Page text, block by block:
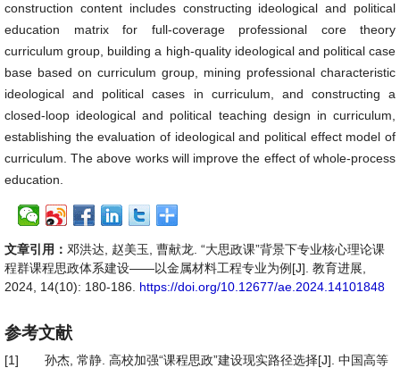
construction content includes constructing ideological and political
education matrix for full-coverage professional core theory
curriculum group, building a high-quality ideological and political case
base based on curriculum group, mining professional characteristic
ideological and political cases in curriculum, and constructing a
closed-loop ideological and political teaching design in curriculum,
establishing the evaluation of ideological and political effect model of
curriculum. The above works will improve the effect of whole-process
education.
文章引用： 邓洪达, 赵美玉, 曹献龙. “大思政课”背景下专业核心理论课
程群课程思政体系建设——以金属材料工程专业为例[J]. 教育进展,
2024, 14(10): 180-186. https://doi.org/10.12677/ae.2024.14101848
参考文献
[1]
孙杰, 常静. 高校加强“课程思政”建设现实路径选择[J]. 中国高等